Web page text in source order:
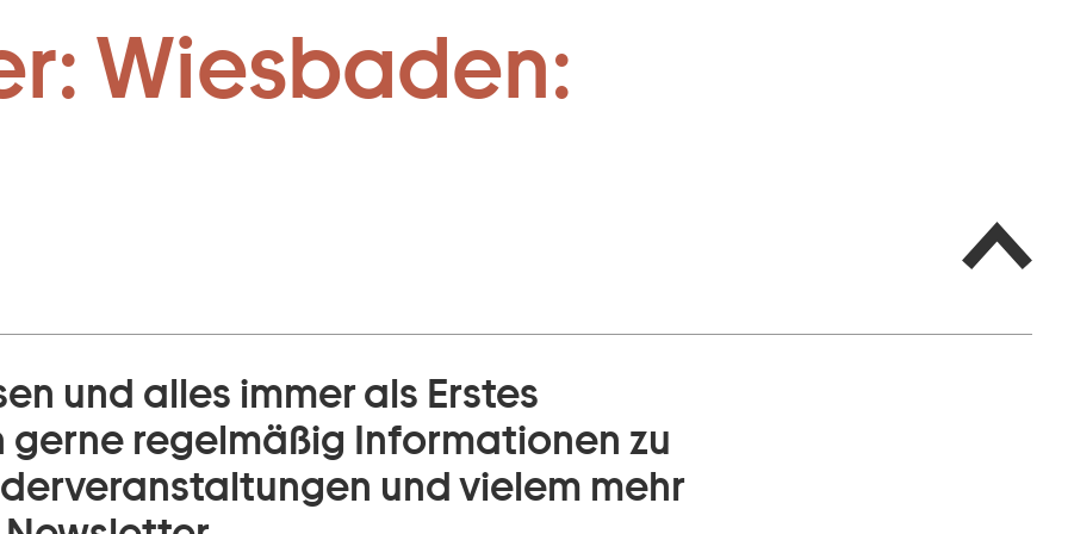
Footer springen
Wiesbaden:
und alles immer als Erstes
gerne regelmäßig Informationen zu
und vielem mehr